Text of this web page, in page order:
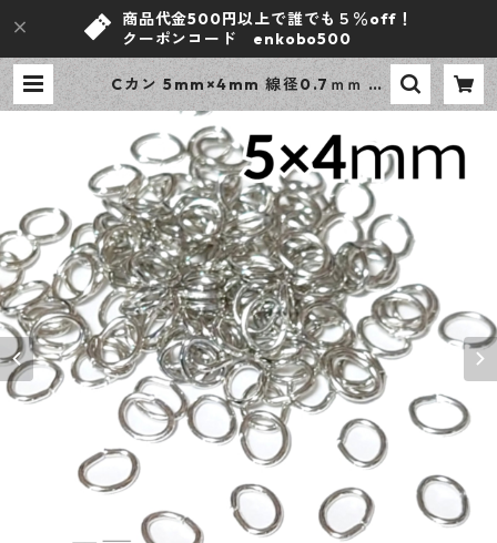
商品代金500円以上で誰でも５％off！
クーポンコード enkobo500
Cカン 5mm×4mm 線径0.7ｍｍ シ
ルバー 300個 ニッケルフリー 基礎
パーツ アクセサリーパーツ 【en工
房】 | ｅｎ工房